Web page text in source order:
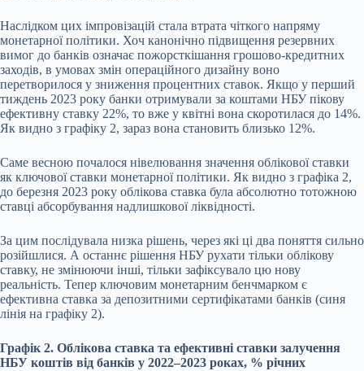
Наслідком цих імпровізацій стала втрата чіткого напряму
монетарної політики. Хоч канонічно підвищення резервних
вимог до банків означає пожорсткішання грошово-кредитних
заходів, в умовах змін операційного дизайну воно
перетворилося у зниження процентних ставок. Якщо у перший
тиждень 2023 року банки отримували за коштами НБУ пікову
ефективну ставку 22%, то вже у квітні вона скоротилася до 14%.
Як видно з графіку 2, зараз вона становить близько 12%.
Саме весною почалося нівелювання значення облікової ставки
як ключової ставки монетарної політики. Як видно з графіка 2,
до березня 2023 року облікова ставка була абсолютно тотожною
ставці абсорбування надлишкової ліквідності.
За цим послідувала низка рішень, через які ці два поняття сильно
розійшлися. А останнє рішення НБУ рухати тільки облікову
ставку, не змінюючи інші, тільки зафіксувало цю нову
реальність. Тепер ключовим монетарним бенчмарком є
ефективна ставка за депозитними сертифікатами банків (синя
лінія на графіку 2).
Графік 2. Облікова ставка та ефективні ставки залучення
НБУ коштів від банків у 2022–2023 роках, % річних